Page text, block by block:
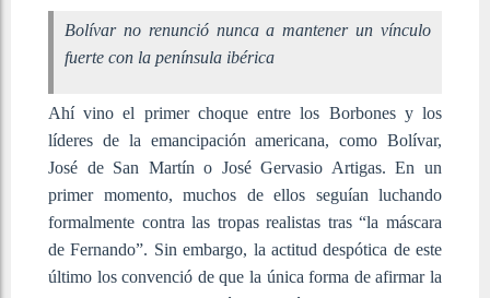
Bolívar no renunció nunca a mantener un vínculo
fuerte con la península ibérica
Ahí vino el primer choque entre los Borbones y los
líderes de la emancipación americana, como Bolívar,
José de San Martín o José Gervasio Artigas. En un
primer momento, muchos de ellos seguían luchando
formalmente contra las tropas realistas tras “la máscara
de Fernando”. Sin embargo, la actitud despótica de este
último los convenció de que la única forma de afirmar la